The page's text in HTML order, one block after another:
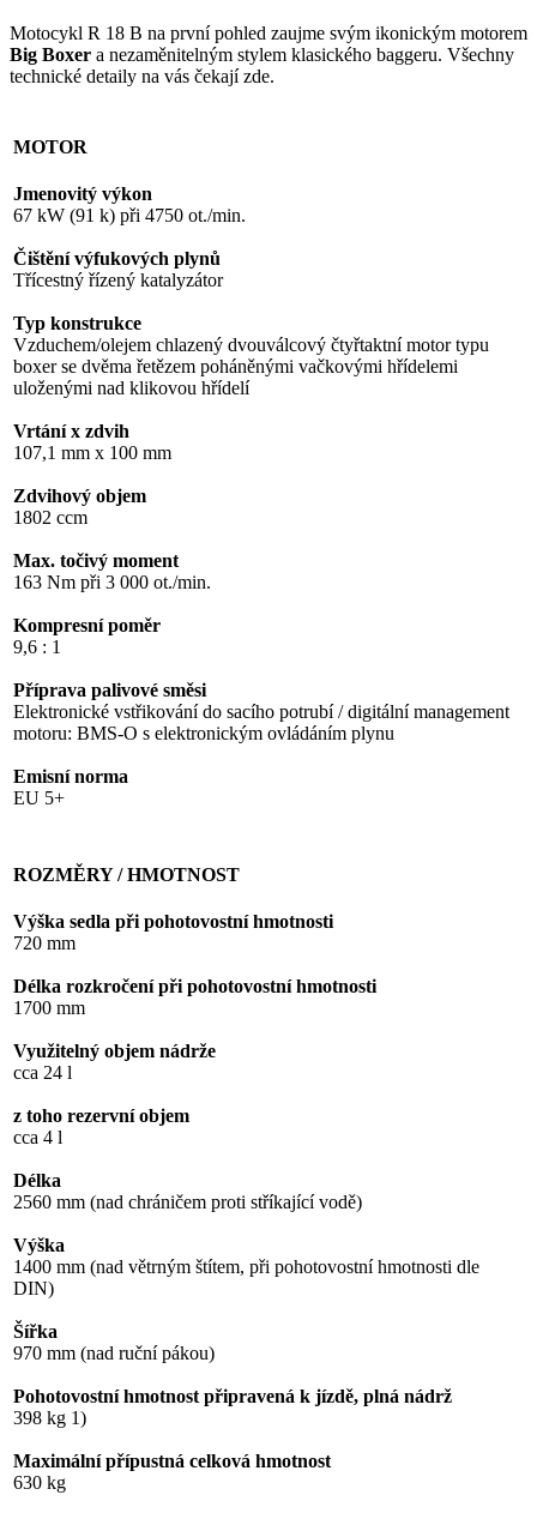
Motocykl R 18 B na první pohled zaujme svým ikonickým motorem
Big Boxer a nezaměnitelným stylem klasického baggeru. Všechny
technické detaily na vás čekají zde.
MOTOR
Jmenovitý výkon
67 kW (91 k) při 4750 ot./min.
Čištění výfukových plynů
Třícestný řízený katalyzátor
Typ konstrukce
Vzduchem/olejem chlazený dvouválcový čtyřtaktní motor typu
boxer se dvěma řetězem poháněnými vačkovými hřídelemi
uloženými nad klikovou hřídelí
Vrtání x zdvih
107,1 mm x 100 mm
Zdvihový objem
1802 ccm
Max. točivý moment
163 Nm při 3 000 ot./min.
Kompresní poměr
9,6 : 1
Příprava palivové směsi
Elektronické vstřikování do sacího potrubí / digitální management
motoru: BMS-O s elektronickým ovládáním plynu
Emisní norma
EU 5+
ROZMĚRY / HMOTNOST
Výška sedla při pohotovostní hmotnosti
720 mm
Délka rozkročení při pohotovostní hmotnosti
1700 mm
Využitelný objem nádrže
cca 24 l
z toho rezervní objem
cca 4 l
Délka
2560 mm (nad chráničem proti stříkající vodě)
Výška
1400 mm (nad větrným štítem, při pohotovostní hmotnosti dle
DIN)
Šířka
970 mm (nad ruční pákou)
Pohotovostní hmotnost připravená k jízdě, plná nádrž
398 kg 1)
Maximální přípustná celková hmotnost
630 kg